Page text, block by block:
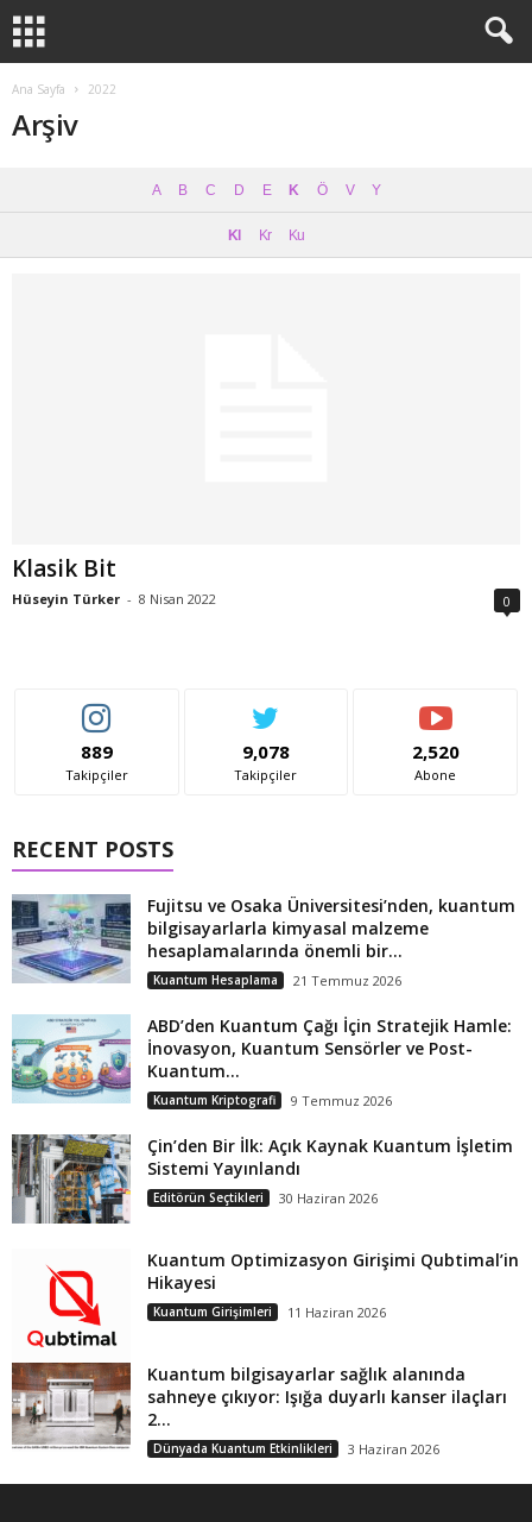
Ana Sayfa 2022
Arşiv
A B C D E K Ö V Y
Kl Kr Ku
Klasik Bit
Hüseyin Türker - 8 Nisan 2022 0
889
Takipçiler
9,078
Takipçiler
2,520
Abone
RECENT POSTS
Fujitsu ve Osaka Üniversitesi’nden, kuantum
bilgisayarlarla kimyasal malzeme
hesaplamalarında önemli bir...
Kuantum Hesaplama 21 Temmuz 2026
ABD’den Kuantum Çağı İçin Stratejik Hamle:
İnovasyon, Kuantum Sensörler ve Post-
Kuantum...
Kuantum Kriptografi 9 Temmuz 2026
Çin’den Bir İlk: Açık Kaynak Kuantum İşletim
Sistemi Yayınlandı
Editörün Seçtikleri 30 Haziran 2026
Kuantum Optimizasyon Girişimi Qubtimal’in
Hikayesi
Kuantum Girişimleri 11 Haziran 2026
Kuantum bilgisayarlar sağlık alanında
sahneye çıkıyor: Işığa duyarlı kanser ilaçları
2...
Dünyada Kuantum Etkinlikleri 3 Haziran 2026